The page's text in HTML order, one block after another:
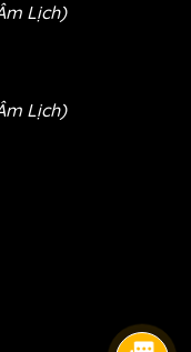
Lịch)
Lịch)